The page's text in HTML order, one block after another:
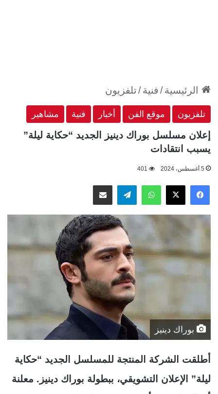
الرئيسية/ فنية/تلفزيون
تلفزيون موقع الفن أخبار فنية مشاهير
إعلان مسلسل بوراك دينيز الجديد “حكاية ليلة”
يسبب انتقادات
5 أغسطس، 2024 401
فيسبوك
‫X واتسابتيلقراممشاركة عبر البريد
بوراك دينيز
أطلقت الشركة المنتجة للمسلسل الجديد “حكاية
ليلة” الإعلان التشويقي، ببطولة بوراك دينيز. معلنة